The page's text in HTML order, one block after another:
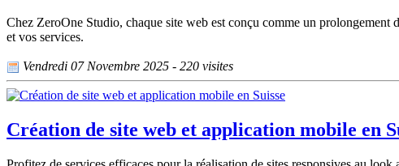
Chez ZeroOne Studio, chaque site web est conçu comme un
et vos services.
Vendredi 07 Novembre 2025 - 220 visites
Création de site web et application mobile en